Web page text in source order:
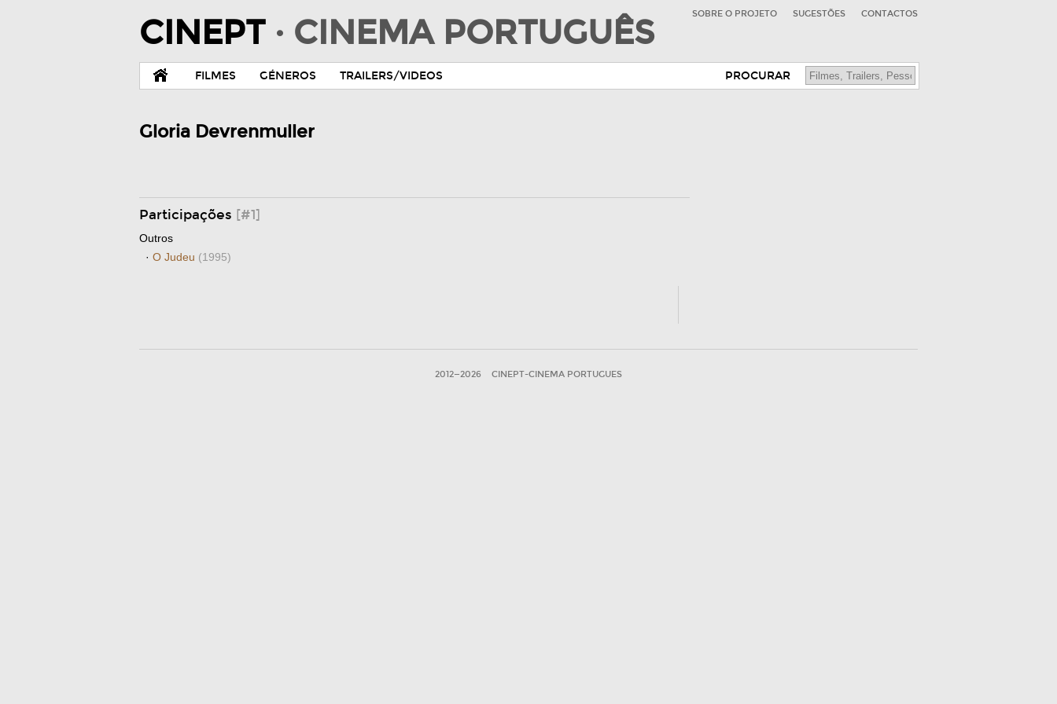
CINEPT · CINEMA PORTUGUÊS SOBRE O PROJETO SUGESTÕES CONTACTOS
FILMES GÉNEROS TRAILERS/VIDEOS PROCURAR
Gloria Devrenmuller
Participações [#1]
Outros
· O Judeu (1995)
2012—2026 CINEPT-CINEMA PORTUGUES